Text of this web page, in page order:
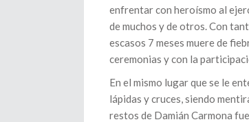
enfrentar con heroísmo al
de muchos y de otros. Con
escasos 7 meses muere de
ceremonias y con la
En el mismo lugar que se le
lápidas y cruces, siendo
restos de Damián Carmona